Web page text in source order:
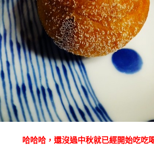
哈哈哈，還沒過中秋就已經開始吃吃